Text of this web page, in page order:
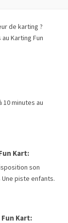
de karting ?
Karting Fun
10 minutes au
Kart:
son
piste enfants.
Kart: